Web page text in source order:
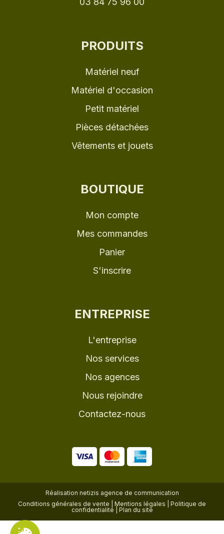
PRODUITS
Matériel neuf
Matériel d'occasion
Petit matériel
Pièces détachées
Vêtements et jouets
BOUTIQUE
Mon compte
Mes commandes
Panier
S'inscrire
ENTREPRISE
L'entreprise
Nos services
Nos agences
Nous rejoindre
Contactez-nous
Réalisation netizis agence de communication
Conditions générales de vente
Mentions légales
Politique de
confidentialité
Plan du site